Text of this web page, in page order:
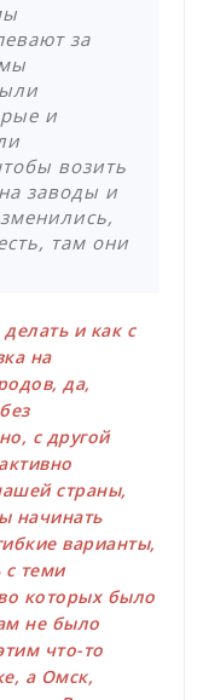
за
и
возить
заводы и
там они
и как с
на
да,
с другой
страны,
начинать
варианты,
с теми
которых было
не было
что-то
а Омск,